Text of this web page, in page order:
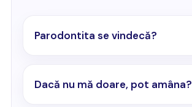
Parodontita se vindecă?
Dacă nu mă doare, pot amâna?